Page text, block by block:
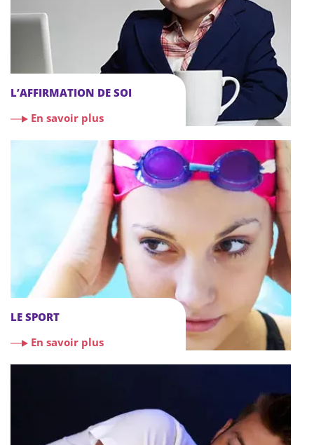
L’AFFIRMATION DE SOI
En savoir plus
LE SPORT
En savoir plus